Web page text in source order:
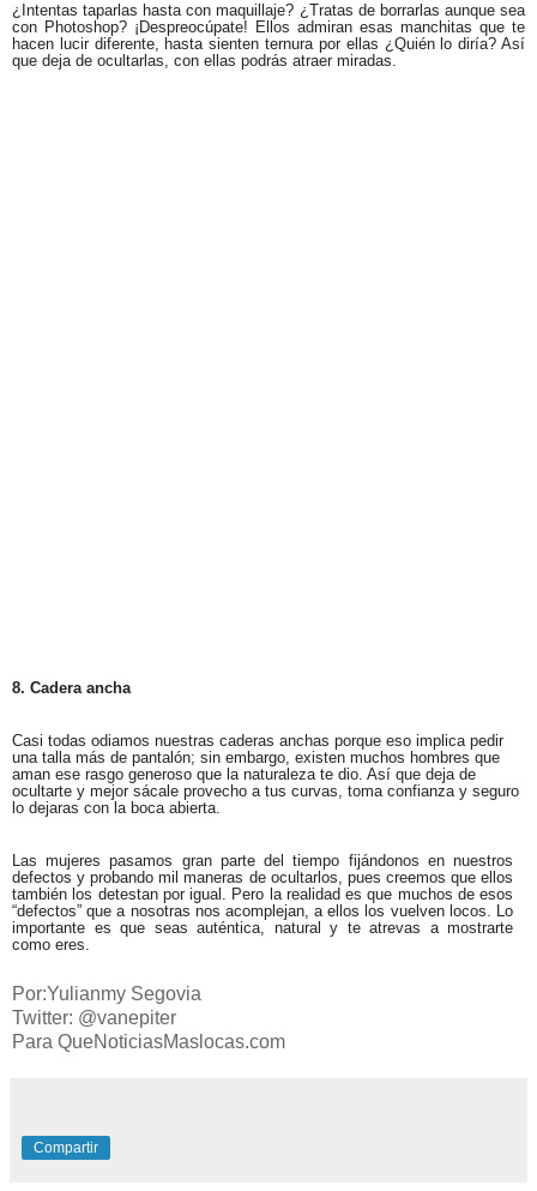
¿Intentas taparlas hasta con maquillaje? ¿Tratas de borrarlas aunque sea
con Photoshop? ¡Despreocúpate! Ellos admiran esas manchitas que te
hacen lucir diferente, hasta sienten ternura por ellas ¿Quién lo diría? Así
que deja de ocultarlas, con ellas podrás atraer miradas.
8. Cadera ancha
Casi todas odiamos nuestras caderas anchas porque eso implica pedir
una talla más de pantalón; sin embargo, existen muchos hombres que
aman ese rasgo generoso que la naturaleza te dio. Así que deja de
ocultarte y mejor sácale provecho a tus curvas, toma confianza y seguro
lo dejaras con la boca abierta.
Las mujeres pasamos gran parte del tiempo fijándonos en nuestros
defectos y probando mil maneras de ocultarlos, pues creemos que ellos
también los detestan por igual. Pero la realidad es que muchos de esos
“defectos” que a nosotras nos acomplejan, a ellos los vuelven locos. Lo
importante es que seas auténtica, natural y te atrevas a mostrarte
como eres.
Por:Yulianmy Segovia
Twitter: @vanepiter
Para QueNoticiasMaslocas.com
Compartir